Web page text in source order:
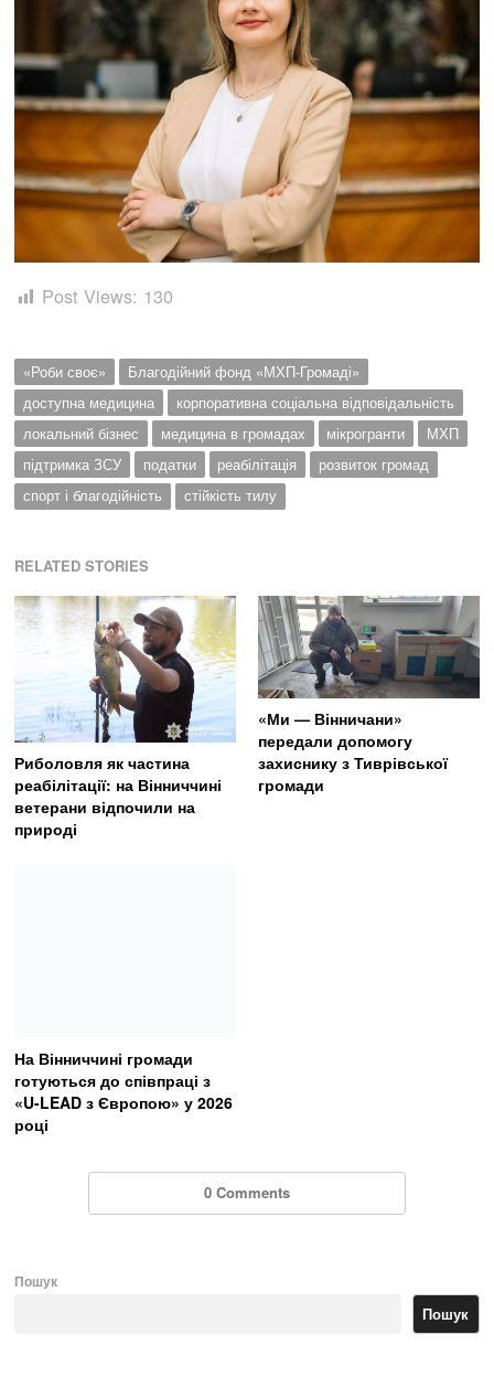
Post Views: 130
«Роби своє»
Благодійний фонд «МХП-Громаді»
доступна медицина
корпоративна соціальна відповідальність
локальний бізнес
медицина в громадах мікрогранти
МХП
підтримка ЗСУ
податки реабілітація
розвиток громад
спорт і благодійність
стійкість тилу
RELATED STORIES
Риболовля як частина
реабілітації: на Вінниччині
ветерани відпочили на
природі
«Ми — Вінничани»
передали допомогу
захиснику з Тиврівської
громади
На Вінниччині громади
готуються до співпраці з
«U-LEAD з Європою» у 2026
році
0 Comments
Пошук
Пошук